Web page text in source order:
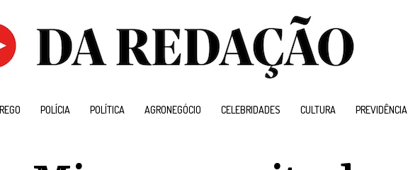
POLÍCIA POLÍTICA AGRONEGÓCIO CELEBRIDADES CULTURA PREVIDÊNCIA